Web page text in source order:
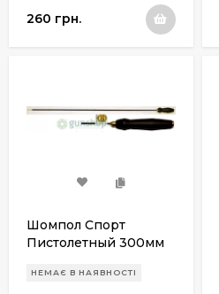
260 грн.
Шомпол Спорт
Пистолетный 300мм
мм
НЕМАЄ В НАЯВНОСТІ